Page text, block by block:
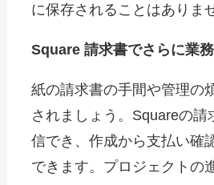
に保存されることはありま
Square 請求書でさらに業
紙の請求書の手間や管理の
されましょう。Squareの請
信でき、作成から支払い確
できます。プロジェクトの